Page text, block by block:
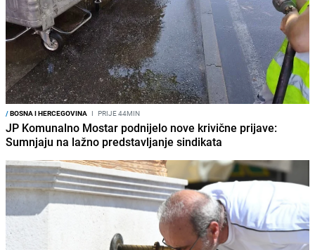
/BOSNA I HERCEGOVINA I PRIJE 44MIN
JP Komunalno Mostar podnijelo nove krivične prijave:
Sumnjaju na lažno predstavljanje sindikata